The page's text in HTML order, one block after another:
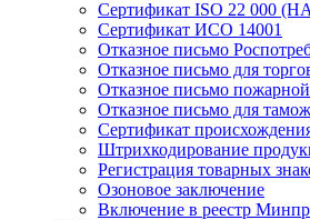
Сертификат ISO 22 000
Сертификат ИСО 14001
Отказное письмо
Отказное письмо для
Отказное письмо пожарной
Отказное письмо для
Сертификат
Штрихкодирование
Регистрация товарных
Озоновое заключение
Включение в реестр